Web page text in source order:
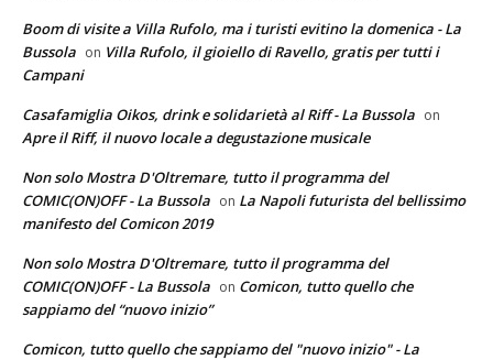
Boom di visite a Villa Rufolo, ma i turisti evitino la domenica - La
Bussola on Villa Rufolo, il gioiello di Ravello, gratis per tutti i
Campani
Casafamiglia Oikos, drink e solidarietà al Riff - La Bussola on
Apre il Riff, il nuovo locale a degustazione musicale
Non solo Mostra D'Oltremare, tutto il programma del
COMIC(ON)OFF - La Bussola on La Napoli futurista del bellissimo
manifesto del Comicon 2019
Non solo Mostra D'Oltremare, tutto il programma del
COMIC(ON)OFF - La Bussola on Comicon, tutto quello che
sappiamo del “nuovo inizio”
Comicon, tutto quello che sappiamo del "nuovo inizio" - La